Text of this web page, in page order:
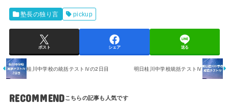
塾長の独り言 pickup
ポスト シェア 送る
桂川中学校の統括テストⅣの2日目 明日桂川中学校統括テストⅣ
RECOMMEND